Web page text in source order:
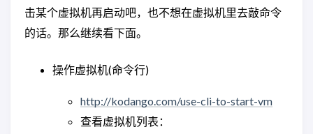
击某个虚拟机再启动吧，也不想在虚拟机里去敲命令
的话。那么继续看下面。
操作虚拟机(命令行)
http://kodango.com/use-cli-to-start-vm
查看虚拟机列表：